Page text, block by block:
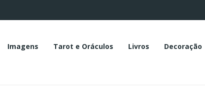
Imagens Tarot e Oráculos Livros Decoração